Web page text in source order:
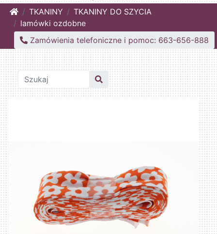
HomeTKANINY
TKANINY DO SZYCIA
lamówki ozdobne
Zamówienia telefoniczne i pomoc: 663-656-888